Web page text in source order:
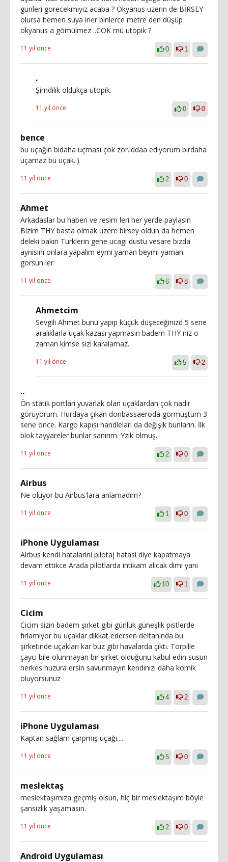
günleri gorecekmiyiz acaba ? Okyanus uzerin de BİRSEY
olursa hemen suya iner binlerce metre den düşüp
okyanus a gömülmez ..COK mü utopik ?
11 yıl önce 0 1
.
Şimdilik oldukça ütopik.
11 yıl önce 0 0
bence
bu uçağın bidaha uçması çok zor.iddaa ediyorum birdaha
uçamaz bu uçak.:)
11 yıl önce 2 0
Ahmet
Arkadaslar bu haberi ve resim leri her yerde paylasin
Bizim THY basta olmak uzere birsey oldun da hemen
deleki bakin Turklerin gene ucagi dustu vesare bizda
aynisini onlara yapalim eymi yaman beymi yaman
gorsun ler
11 yıl önce 6 8
Ahmetcim
Sevgili Ahmet bunu yapıp küçük düşeceğinizd 5 sene
aralıklarla uçak kazası yapmasın badem THY niz o
zaman kimse sizi karalamaz.
11 yıl önce 5 2
..
Ön statik portları yuvarlak olan uçaklardan çok nadir
görüyorum. Hurdaya çıkan donbassaeroda görmüştüm 3
sene önce. Kargo kapısı handleları da değişik bunların. İlk
blok tayyareler bunlar sanırım. Yzık olmuş.
11 yıl önce 2 0
Airbus
Ne oluyor bu Airbus'lara anlamadım?
11 yıl önce 1 0
iPhone Uygulaması
Airbus kendi hatalarini pilotaj hatasi diye kapatmaya
devam ettikce Arada pilotlarda intikam alicak dimi yani
11 yıl önce 10 1
Cicim
Cicim sizin badem şirket gibi günlük güneşlik pistlerde
fırlamıyor bu uçaklar dikkat edersen deltanında bu
şirketinde uçakları kar buz gibi havalarda çıktı. Torpille
çaycı bile olunmayan bir şirket olduğunu kabul edin susun
herkes huzura ersin savunmayın kendınızı daha komik
oluyorsunuz
11 yıl önce 4 2
iPhone Uygulaması
Kaptan sağlam çarpmış uçağı....
11 yıl önce 5 0
meslektaş
meslektaşımıza geçmiş olsun, hiç bir meslektaşım böyle
şansızlık yaşamasın.
11 yıl önce 2 0
Android Uygulaması